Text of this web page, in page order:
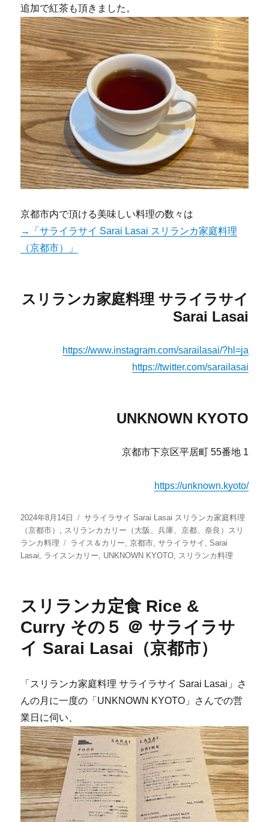
追加で紅茶も頂きました。
京都市内で頂ける美味しい料理の数々は
→「サライラサイ Sarai Lasai スリランカ家庭料理
（京都市）」
スリランカ家庭料理 サライラサイ
Sarai Lasai
https://www.instagram.com/sarailasai/?hl=ja
https://twitter.com/sarailasai
UNKNOWN KYOTO
京都市下京区平居町 55番地 1
https://unknown.kyoto/
投
稿
日:
2024年8月14日
カ
テ
ゴ
リ
サライラサイ Sarai Lasai スリランカ家庭料理
（京都市）
スリランカカリー（大阪、兵庫、京都、奈良）スリ
ランカ料理
タ
グ
ライス＆カリー ,京都市 ,サライラサイ ,Sarai
Lasai
ライスンカリー UNKNOWN KYOTO スリランカ料理
スリランカ定食 Rice &
Curry その５ ＠ サライラサ
イ Sarai Lasai（京都市）
「スリランカ家庭料理 サライラサイ Sarai Lasai」さ
んの月に一度の「UNKNOWN KYOTO」さんでの営
業日に伺い、